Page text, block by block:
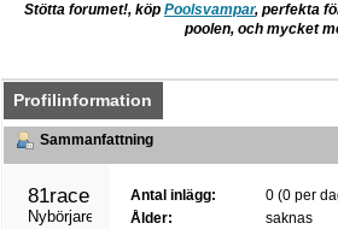
Stötta forumet!, köp Poolsvampar, perfekta
poolen, och mycket
Profilinformation
Sammanfattning
Nybörjare
Antal inlägg:
0 (0 per
Ålder:
saknas